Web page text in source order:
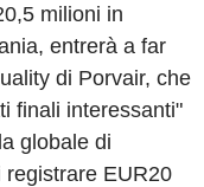
milioni in
entrerà a far
di Porvair, che
finali interessanti"
globale di
EUR20